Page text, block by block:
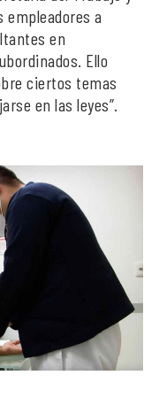
empleadores a
en
Ello
ciertos temas
en las leyes”.